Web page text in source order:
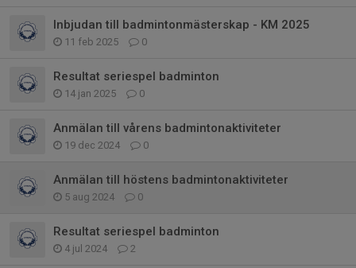
Inbjudan till badmintonmästerskap - KM 2025
11 feb 2025 0
Resultat seriespel badminton
14 jan 2025 0
Anmälan till vårens badmintonaktiviteter
19 dec 2024 0
Anmälan till höstens badmintonaktiviteter
5 aug 2024 0
Resultat seriespel badminton
4 jul 2024 2